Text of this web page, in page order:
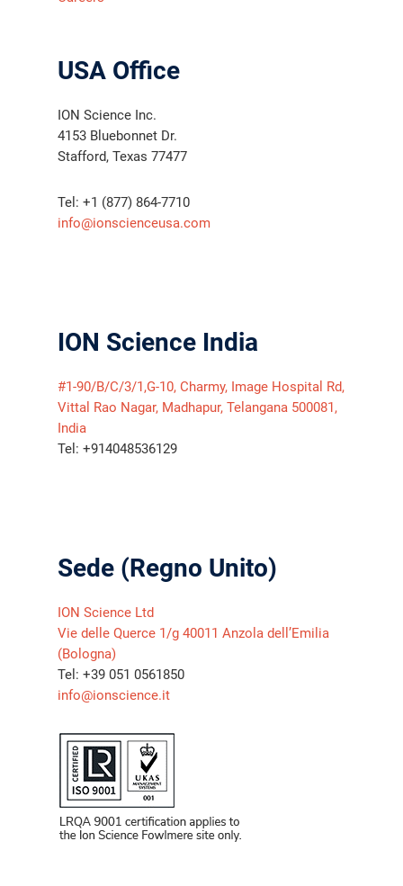
USA Office
ION Science Inc.
4153 Bluebonnet Dr.
Stafford, Texas 77477
Tel: +1 (877) 864-7710
info@ionscienceusa.com
ION Science India
#1-90/B/C/3/1,G-10, Charmy, Image Hospital Rd,
Vittal Rao Nagar, Madhapur, Telangana 500081,
India
Tel: +914048536129
Sede (Regno Unito)
ION Science Ltd
Vie delle Querce 1/g 40011 Anzola dell’Emilia
(Bologna)
Tel: +39 051 0561850
info@ionscience.it